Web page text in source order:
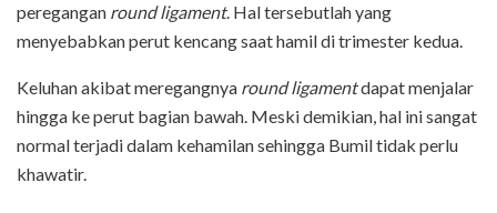
peregangan round ligament. Hal tersebutlah yang
menyebabkan perut kencang saat hamil di trimester kedua.
Keluhan akibat meregangnya round ligamentdapat menjalar
hingga ke perut bagian bawah. Meski demikian, hal ini sangat
normal terjadi dalam kehamilan sehingga Bumil tidak perlu
khawatir.